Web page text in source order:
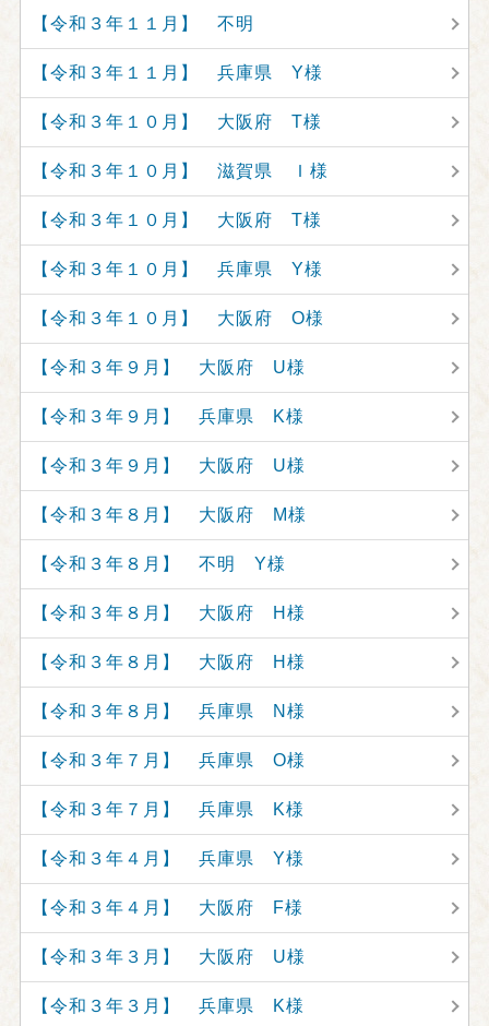
【令和３年１１月】 不明
【令和３年１１月】 兵庫県 Y様
【令和３年１０月】 大阪府 T様
【令和３年１０月】 滋賀県 Ｉ様
【令和３年１０月】 大阪府 T様
【令和３年１０月】 兵庫県 Y様
【令和３年１０月】 大阪府 O様
【令和３年９月】 大阪府 U様
【令和３年９月】 兵庫県 K様
【令和３年９月】 大阪府 U様
【令和３年８月】 大阪府 M様
【令和３年８月】 不明 Y様
【令和３年８月】 大阪府 H様
【令和３年８月】 大阪府 H様
【令和３年８月】 兵庫県 N様
【令和３年７月】 兵庫県 O様
【令和３年７月】 兵庫県 K様
【令和３年４月】 兵庫県 Y様
【令和３年４月】 大阪府 F様
【令和３年３月】 大阪府 U様
【令和３年３月】 兵庫県 K様